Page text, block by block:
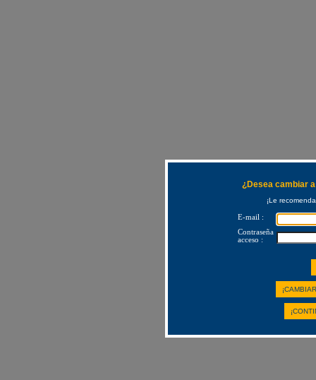
¿Desea cambiar
¡Le
E-mail :
Contraseña
acceso :